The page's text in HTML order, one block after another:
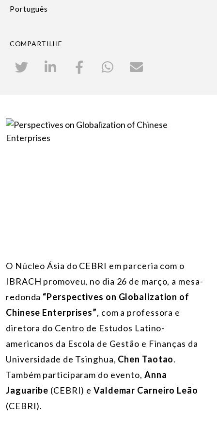
Português
COMPARTILHE
O Núcleo Ásia do CEBRI em parceria com o
IBRACH promoveu, no dia 26 de março, a mesa-
redonda “Perspectives on Globalization of
Chinese Enterprises”, com a professora e
diretora do Centro de Estudos Latino-
americanos da Escola de Gestão e Finanças da
Universidade de Tsinghua, Chen Taotao.
Também participaram do evento, Anna
Jaguaribe (CEBRI) eValdemar Carneiro Leão
(CEBRI).